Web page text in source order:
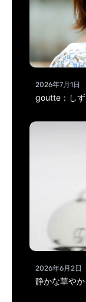
2026年7月1日
goutte：し
2026年6月2日
静かな華や